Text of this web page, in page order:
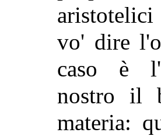
aristotelici
vo' dire
caso è
nostro il
materia: